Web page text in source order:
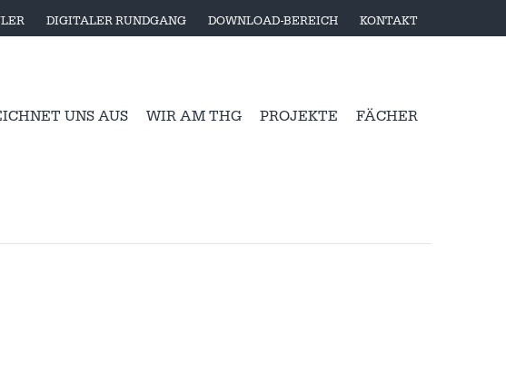
DIGITALER RUNDGANG DOWNLOAD-BEREICH KONTAKT
UNS AUS WIR AM THG PROJEKTE FÄCHER